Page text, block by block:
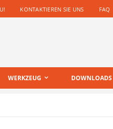
KONTAKTIEREN SIE UNS FAQ
WERKZEUG DOWNLOADS